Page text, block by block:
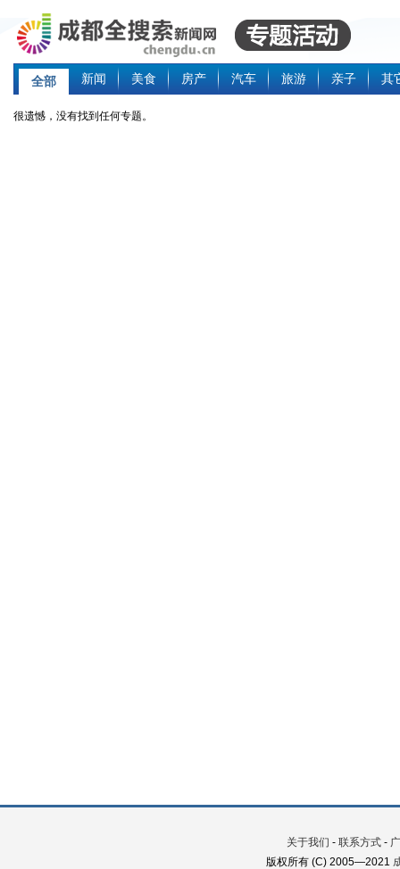
全部 新闻 美食 房产 汽车 旅游 亲子 其
很遗憾，没有找到任何专题。
关于我们 - 联系方式 -
版权所有 (C) 2005—2021